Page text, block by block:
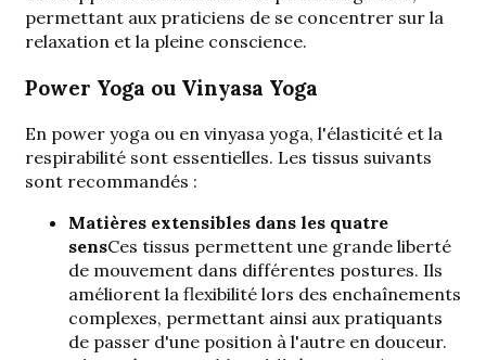
permettant aux praticiens de se concentrer sur la
relaxation et la pleine conscience.
Power Yoga ou Vinyasa Yoga
En power yoga ou en vinyasa yoga, l'élasticité et la
respirabilité sont essentielles. Les tissus suivants
sont recommandés :
Matières extensibles dans les quatre
sensCes tissus permettent une grande liberté
de mouvement dans différentes postures. Ils
améliorent la flexibilité lors des enchaînements
complexes, permettant ainsi aux pratiquants
de passer d'une position à l'autre en douceur.